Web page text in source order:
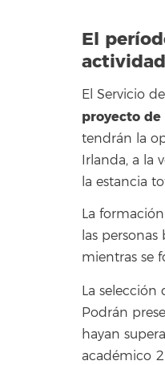
El
El Servicio de
proyecto
tendrán la
Irlanda, a la
la estancia
La
las
mientras se
La selección
Podrán
hayan
académico